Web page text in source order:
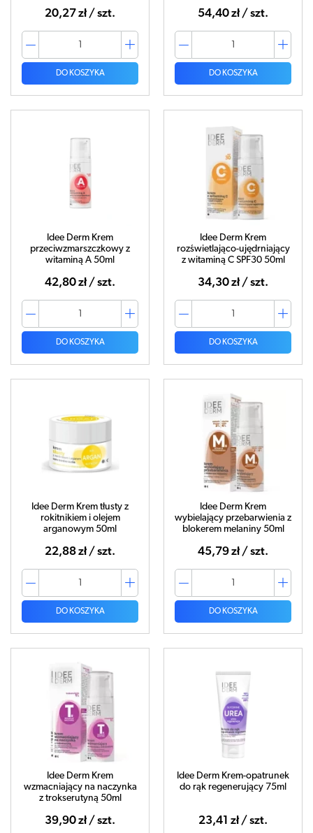
20,27 zł / szt.
DO KOSZYKA
54,40 zł / szt.
DO KOSZYKA
Idee Derm Krem
przeciwzmarszczkowy z
witaminą A 50ml
42,80 zł / szt.
DO KOSZYKA
Idee Derm Krem
rozświetlająco-ujędrniający
z witaminą C SPF30 50ml
34,30 zł / szt.
DO KOSZYKA
Idee Derm Krem tłusty z
rokitnikiem i olejem
arganowym 50ml
22,88 zł / szt.
DO KOSZYKA
Idee Derm Krem
wybielający przebarwienia z
blokerem melaniny 50ml
45,79 zł / szt.
DO KOSZYKA
Idee Derm Krem
wzmacniający na naczynka
z trokserutyną 50ml
39,90 zł / szt.
Idee Derm Krem-opatrunek
do rąk regenerujący 75ml
23,41 zł / szt.